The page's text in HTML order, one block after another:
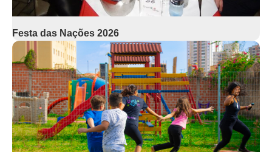
Festa das Nações 2026